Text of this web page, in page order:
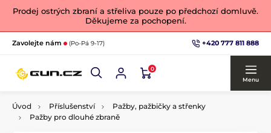
Prodej ostrých zbraní a střeliva pouze po předchozí domluvě.
Děkujeme za pochopení.
Zavolejte nám (Po-Pá 9-17) +420 777 811 888
0
Menu
Úvod Příslušenství
Pažby, pažbičky a střenky
Pažby pro dlouhé zbraně